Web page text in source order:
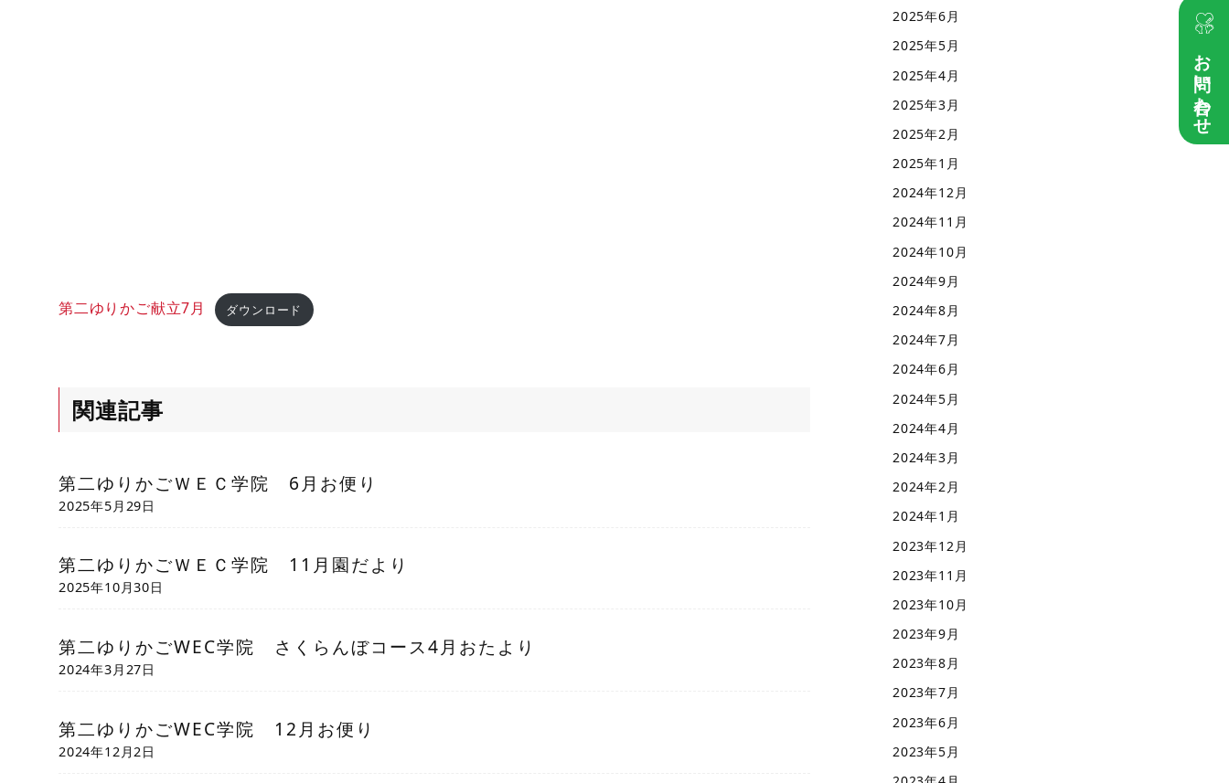
お問い合わせ
第二ゆりかご献立7月 ダウンロード
関連記事
第二ゆりかごＷＥＣ学院 6月お便り
2025年5月29日
第二ゆりかごＷＥＣ学院 11月園だより
2025年10月30日
第二ゆりかごWEC学院 さくらんぼコース4月おたより
2024年3月27日
第二ゆりかごWEC学院 12月お便り
2024年12月2日
2025年6月
2025年5月
2025年4月
2025年3月
2025年2月
2025年1月
2024年12月
2024年11月
2024年10月
2024年9月
2024年8月
2024年7月
2024年6月
2024年5月
2024年4月
2024年3月
2024年2月
2024年1月
2023年12月
2023年11月
2023年10月
2023年9月
2023年8月
2023年7月
2023年6月
2023年5月